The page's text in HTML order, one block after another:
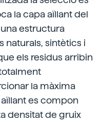
la capa aïllant del
estructura
sintètics i
els residus arribin
la màxima
es compon
densitat de gruix